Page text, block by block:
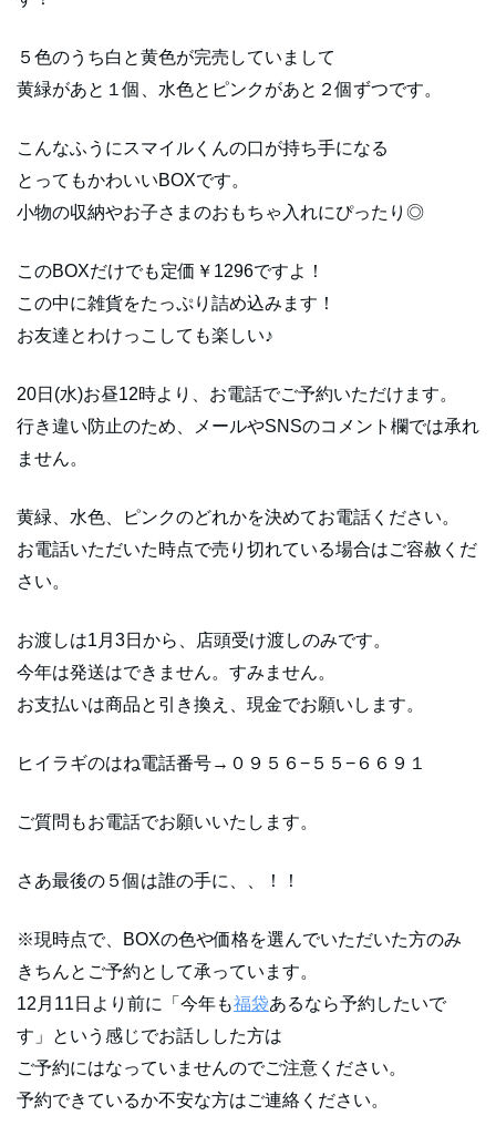
５色のうち白と黄色が完売していまして
黄緑があと１個、水色とピンクがあと２個ずつです。
こんなふうにスマイルくんの口が持ち手になる
とってもかわいいBOXです。
小物の収納やお子さまのおもちゃ入れにぴったり◎
このBOXだけでも定価￥1296ですよ！
この中に雑貨をたっぷり詰め込みます！
お友達とわけっこしても楽しい♪
20日(水)お昼12時より、お電話でご予約いただけます。
行き違い防止のため、メールやSNSのコメント欄では承れ
ません。
黄緑、水色、ピンクのどれかを決めてお電話ください。
お電話いただいた時点で売り切れている場合はご容赦くだ
さい。
お渡しは1月3日から、店頭受け渡しのみです。
今年は発送はできません。すみません。
お支払いは商品と引き換え、現金でお願いします。
ヒイラギのはね電話番号→０９５６−５５−６６９１
ご質問もお電話でお願いいたします。
さあ最後の５個は誰の手に、、！！
※現時点で、BOXの色や価格を選んでいただいた方のみ
きちんとご予約として承っています。
12月11日より前に「今年も福袋あるなら予約したいで
す」という感じでお話しした方は
ご予約にはなっていませんのでご注意ください。
予約できているか不安な方はご連絡ください。